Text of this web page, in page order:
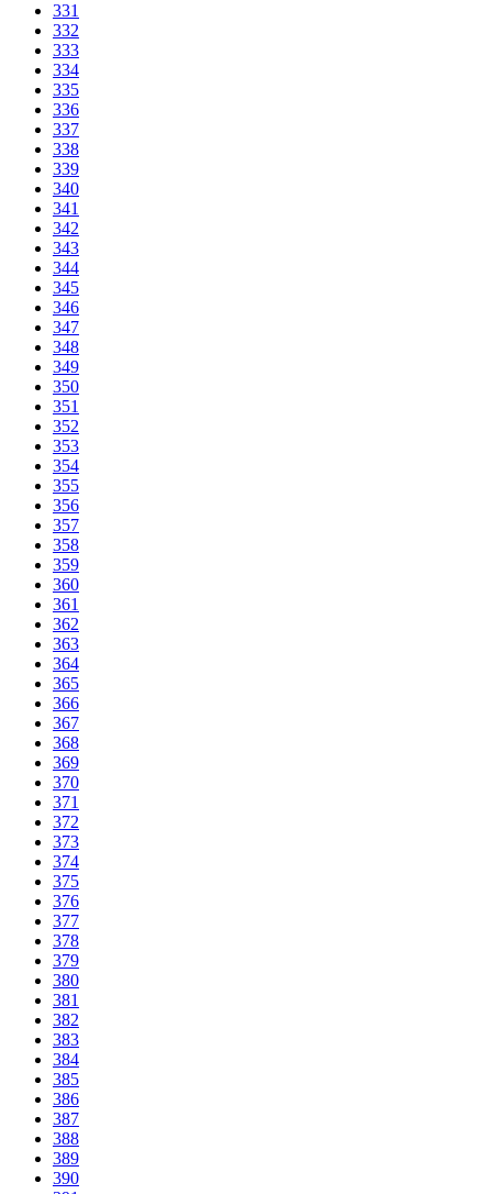
331
332
333
334
335
336
337
338
339
340
341
342
343
344
345
346
347
348
349
350
351
352
353
354
355
356
357
358
359
360
361
362
363
364
365
366
367
368
369
370
371
372
373
374
375
376
377
378
379
380
381
382
383
384
385
386
387
388
389
390